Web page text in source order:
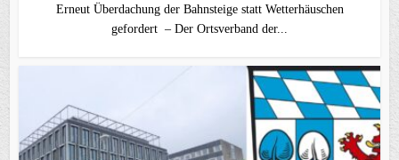
Erneut Überdachung der Bahnsteige statt Wetterhäuschen
gefordert – Der Ortsverband der...